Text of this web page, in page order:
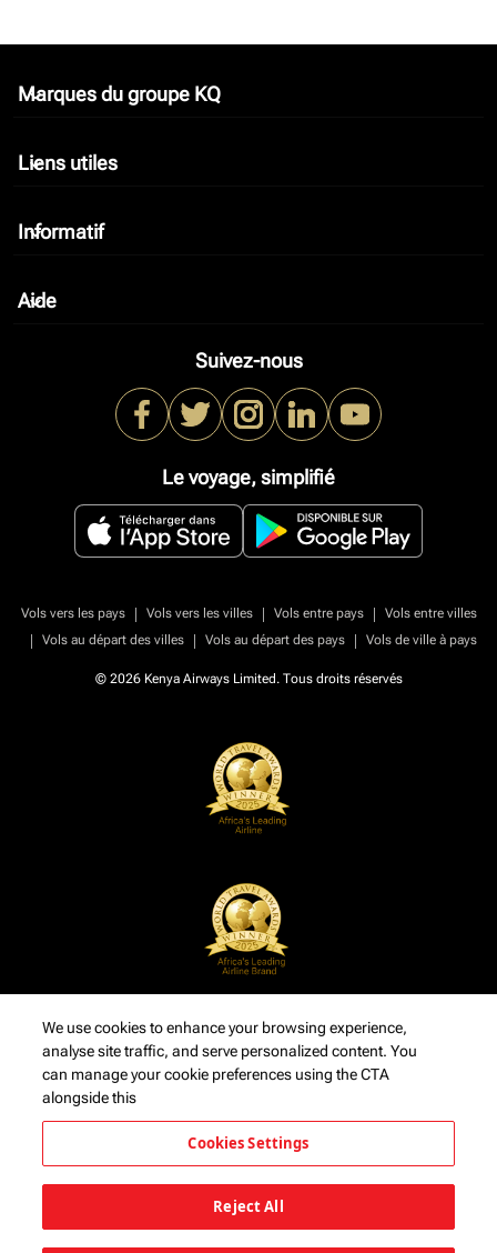
Marques du groupe KQ
keyboard_arrow_down
Liens utiles
keyboard_arrow_down
Informatif
keyboard_arrow_down
Aide
keyboard_arrow_down
Suivez-nous
Le voyage, simplifié
Vols vers les pays | Vols vers les villes | Vols entre pays |
Vols entre villes
|
Vols au départ des villes | Vols au départ des pays | Vols de ville à pays
© 2026 Kenya Airways Limited. Tous droits réservés
We use cookies to enhance your browsing experience,
analyse site traffic, and serve personalized content. You
can manage your cookie preferences using the CTA
alongside this
Cookies Settings
Reject All